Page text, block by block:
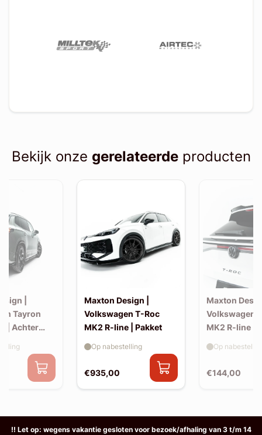
Bekijk onze gerelateerdeproducten
|
Tayron
| Achter
Maxton Design |
Volkswagen T-Roc
MK2 R-line | Pakket
€935,00
Op nabestelling
Maxton
Volkswagen
MK2 R-line |
extension
€144,00
Op
!! Let op: wegens vakantie gesloten voor bezoek/afhaling van 3 t/m 14